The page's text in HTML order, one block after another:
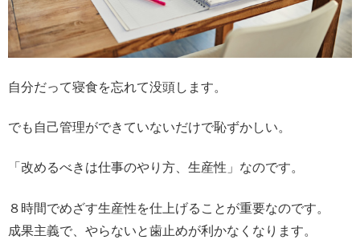
自分だって寝食を忘れて没頭します。
でも自己管理ができていないだけで恥ずかしい。
「改めるべきは仕事のやり方、生産性」なのです。
８時間でめざす生産性を仕上げることが重要なのです。
成果主義で、やらないと歯止めが利かなくなります。